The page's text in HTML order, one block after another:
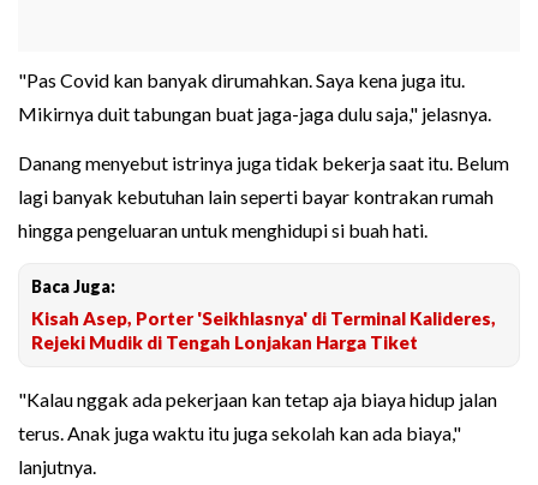
"Pas Covid kan banyak dirumahkan. Saya kena juga itu.
Mikirnya duit tabungan buat jaga-jaga dulu saja," jelasnya.
Danang menyebut istrinya juga tidak bekerja saat itu. Belum
lagi banyak kebutuhan lain seperti bayar kontrakan rumah
hingga pengeluaran untuk menghidupi si buah hati.
Baca Juga:
Kisah Asep, Porter 'Seikhlasnya' di Terminal Kalideres,
Rejeki Mudik di Tengah Lonjakan Harga Tiket
"Kalau nggak ada pekerjaan kan tetap aja biaya hidup jalan
terus. Anak juga waktu itu juga sekolah kan ada biaya,"
lanjutnya.